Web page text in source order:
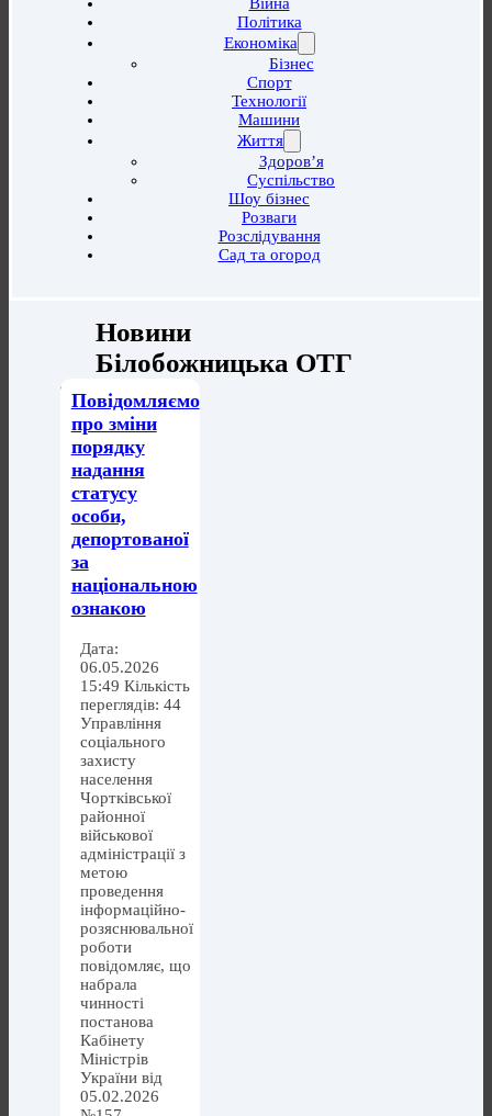
Політика
Економіка
Бізнес
Спорт
Технології
Машини
Життя
Здоров’я
Суспільство
Шоу бізнес
Розваги
Розслідування
Сад та огород
Новини
Білобожницька ОТГ
Повідомляємо
про зміни
порядку
надання
статусу
особи,
депортованої
за
національною
ознакою
Дата:
06.05.2026
15:49 Кількість
переглядів: 44
Управління
соціального
захисту
населення
Чортківської
районної
військової
адміністрації з
метою
проведення
інформаційно-
розяснювальної
роботи
повідомляє, що
набрала
чинності
постанова
Кабінету
Міністрів
України від
05.02.2026